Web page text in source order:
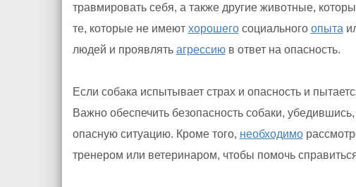
травмировать себя, а также другие животные,
те, которые не имеют хорошегосоциального опыта
людей и проявлять агрессиюв ответ на опасность.
Если собака испытывает страх и опасность и
Важно обеспечить безопасность собаки,
опасную ситуацию. Кроме того, необходимо
тренером или ветеринаром, чтобы помочь